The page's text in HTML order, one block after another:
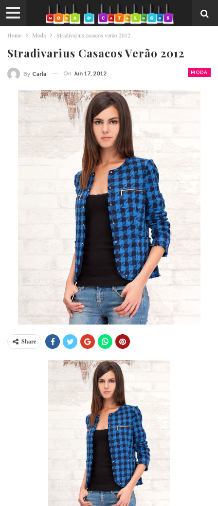
Home Moda Stradivarius casacos verão 2012
Stradivarius Casacos Verão 2012
MODA
By Carla On Jun 17, 2012
Share